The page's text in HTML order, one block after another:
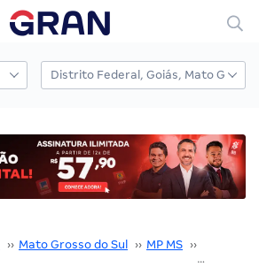
›› Mato Grosso do Sul ›› MP MS ››